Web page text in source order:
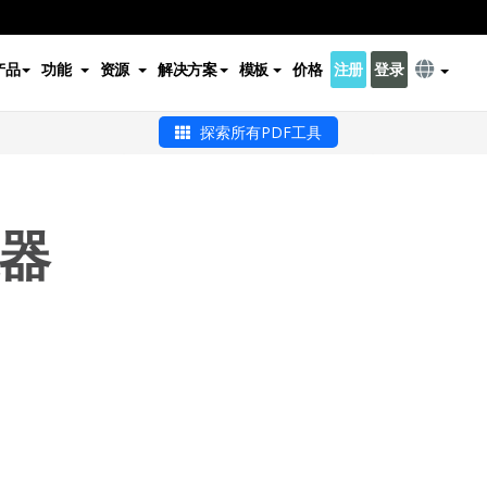
品 功能 资源 解决方案 模板 价格 注册 登录
探索所有PDF工具